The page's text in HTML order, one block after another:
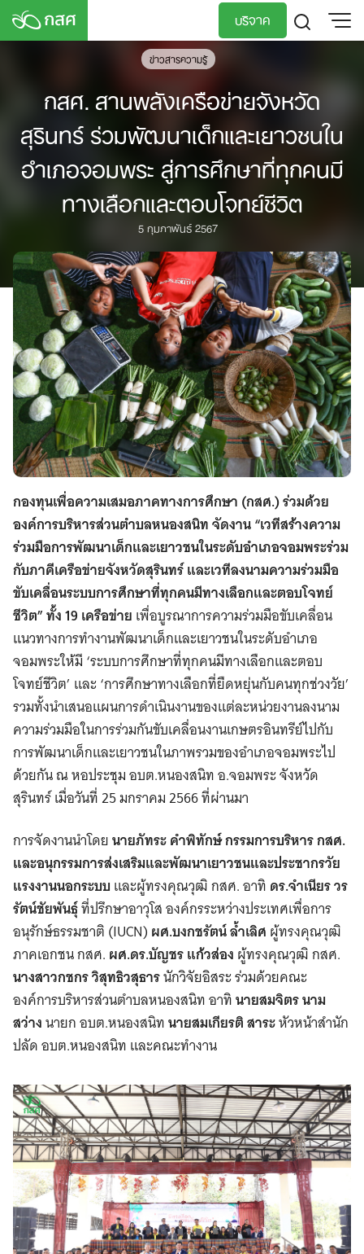
Skip
บริจาค
ข่าวสารความรู้
กสศ. สานพลังเครือข่ายจังหวัด
สุรินทร์ ร่วมพัฒนาเด็กและเยาวชนใน
อำเภอจอมพระ สู่การศึกษาที่ทุกคนมี
ทางเลือกและตอบโจทย์ชีวิต
5 กุมภาพันธ์ 2567
กองทุนเพื่อความเสมอภาคทางการศึกษา (กสศ.) ร่วมด้วย
องค์การบริหารส่วนตำบลหนองสนิท จัดงาน “เวทีสร้างความ
ร่วมมือการพัฒนาเด็กและเยาวชนในระดับอำเภอจอมพระร่วม
กับภาคีเครือข่ายจังหวัดสุรินทร์ และเวทีลงนามความร่วมมือ
ขับเคลื่อนระบบการศึกษาที่ทุกคนมีทางเลือกและตอบโจทย์
ชีวิต” ทั้ง 19 เครือข่าย เพื่อบูรณาการความร่วมมือขับเคลื่อน
แนวทางการทำงานพัฒนาเด็กและเยาวชนในระดับอำเภอ
จอมพระให้มี ‘ระบบการศึกษาที่ทุกคนมีทางเลือกและตอบ
โจทย์ชีวิต’ และ ‘การศึกษาทางเลือกที่ยืดหยุ่นกับคนทุกช่วงวัย’
รวมทั้งนำเสนอแผนการดำเนินงานของแต่ละหน่วยงานลงนาม
ความร่วมมือในการร่วมกันขับเคลื่อนงานเกษตรอินทรีย์ไปกับ
การพัฒนาเด็กและเยาวชนในภาพรวมของอำเภอจอมพระไป
ด้วยกัน ณ หอประชุม อบต.หนองสนิท อ.จอมพระ จังหวัด
สุรินทร์ เมื่อวันที่ 25 มกราคม 2566 ที่ผ่านมา
การจัดงานนำโดยนายภัทระ คำพิทักษ์ กรรมการบริหาร กสศ.
และอนุกรรมการส่งเสริมและพัฒนาเยาวชนและประชากรวัย
แรงงานนอกระบบ และผู้ทรงคุณวุฒิ กสศ. อาทิ ดร.จำเนียร วร
รัตน์ชัยพันธุ์ที่ปรึกษาอาวุโส องค์กรระหว่างประเทศเพื่อการ
อนุรักษ์ธรรมชาติ (IUCN) ผศ.บงกชรัตน์ ล้ำเลิศ ผู้ทรงคุณวุฒิ
ภาคเอกชน กสศ. ผศ.ดร.บัญชร แก้วส่อง ผู้ทรงคุณวุฒิ กสศ.
นางสาวกชกร วิสุทธิวสุธารนักวิจัยอิสระ ร่วมด้วยคณะ
องค์การบริหารส่วนตำบลหนองสนิท อาทินายสมจิตร นาม
สว่างนายก อบต.หนองสนิทนายสมเกียรติ สาระหัวหน้าสำนัก
ปลัด อบต.หนองสนิท และคณะทำงาน